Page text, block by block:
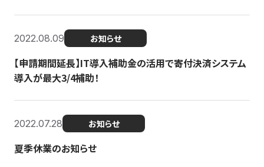
2022.08.09 お知らせ
【申請期間延長】IT導入補助金の活用で寄付決済システム
導入が最大3/4補助！
2022.07.28 お知らせ
夏季休業のお知らせ